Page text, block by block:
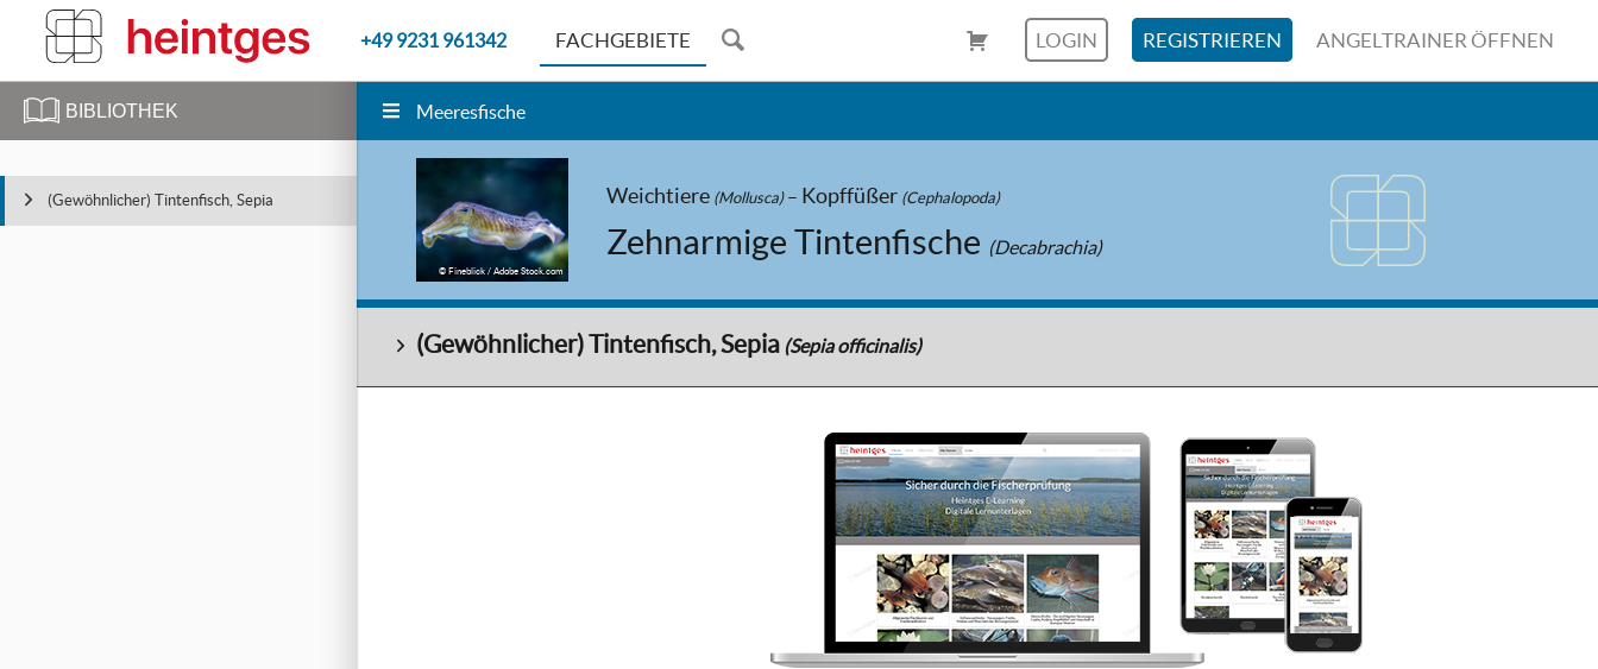
BIBLIOTHEK
(Gewöhnlicher) Tintenfisch, Sepia
+49 9231 961342 FACHGEBIETE LOGIN REGISTRIEREN ANGELTRAINER ÖFFNEN
Meeresfische
© Fineblick / Adobe Stock.com
Weichtiere (Mollusca)– Kopffüßer (Cephalopoda)
Zehnarmige Tintenfische (Decabrachia)
(Gewöhnlicher) Tintenfisch, Sepia (Sepia officinalis)